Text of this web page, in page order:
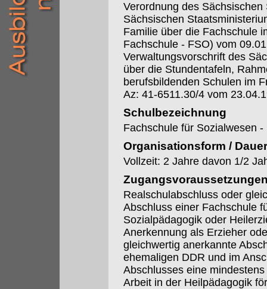
Verordnung des
Sächsischen
Familie über die Fachschule
Fachschule - FSO) vom
Verwaltungsvorschrift des
über die Stundentafeln,
berufsbildenden Schulen im
Az: 41-6511.30/4 vom
Schulbezeichnung
Fachschule für Sozialwesen
Organisationsform / Dauer
Vollzeit: 2 Jahre davon 1/2
Realschulabschluss oder
Abschluss einer Fachschule
Sozialpädagogik oder
Anerkennung als Erzieher
gleichwertig anerkannte
ehemaligen DDR und im
Abschlusses eine
Arbeit in der Heilpädagogik